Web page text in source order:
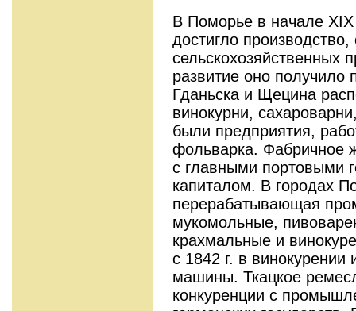
В Поморье в начале
достигло
сельскохозяйственных
развитие оно получило
Гданьска и Щецина
винокурни,
были предприятия,
фольварка. Фабричное
с главными портовыми
капиталом. В городах
перерабатывающая
мукомольные,
крахмальные и
с 1842 г. в винокурении
машины. Ткацкое
конкуренции с